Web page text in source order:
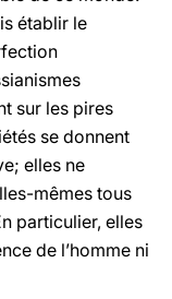
établir le
sur les pires
se donnent
elles ne
mêmes tous
particulier, elles
de l’homme ni